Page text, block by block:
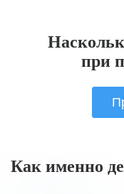
при
Как именно